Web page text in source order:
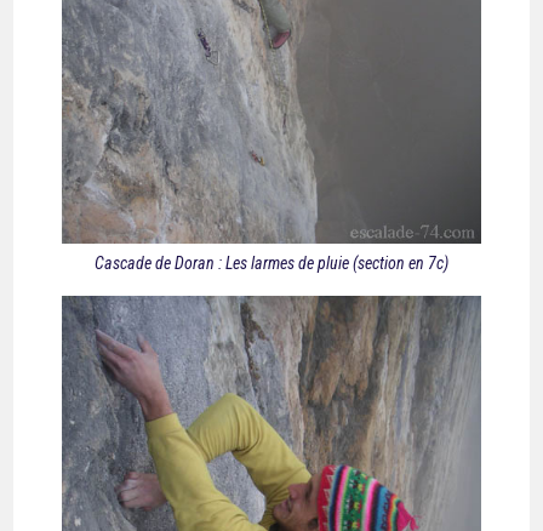
Cascade de Doran : Les larmes de pluie (section en 7c)